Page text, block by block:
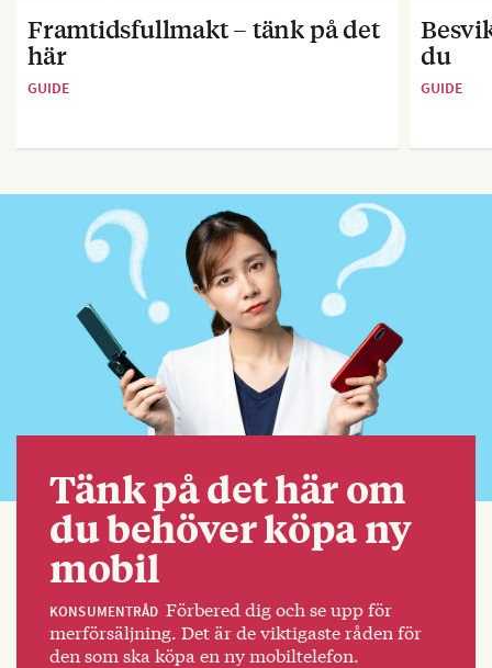
Framtidsfullmakt – tänk på det
här
GUIDE
du
GUIDE
Tänk på det här om
du behöver köpa ny
mobil
KONSUMENTRÅD Förbered dig och se upp för
merförsäljning. Det är de viktigaste råden för
den som ska köpa en ny mobiltelefon.